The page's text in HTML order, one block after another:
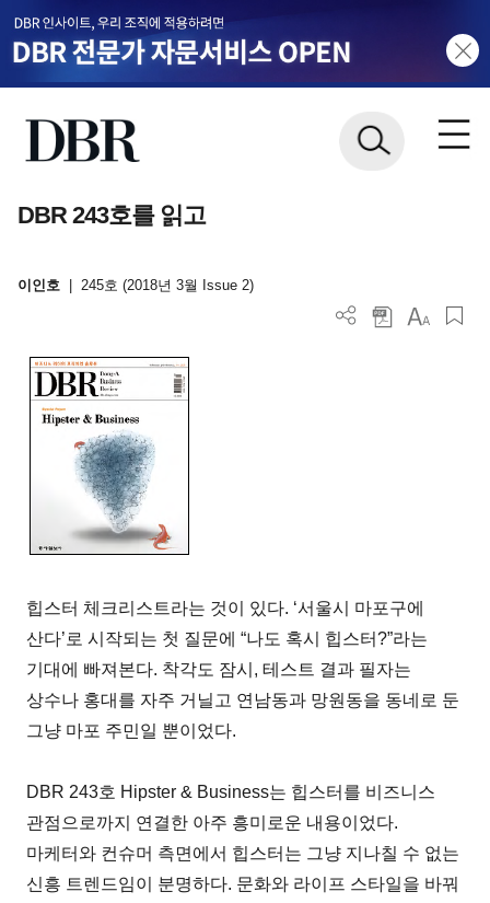
DBR 243호를 읽고
이인호 245호 (2018년 3월 Issue 2)
힙스터 체크리스트라는 것이 있다. ‘서울시 마포구에
산다’로 시작되는 첫 질문에 “나도 혹시 힙스터?”라는
기대에 빠져본다. 착각도 잠시, 테스트 결과 필자는
상수나 홍대를 자주 거닐고 연남동과 망원동을 동네로 둔
그냥 마포 주민일 뿐이었다.
DBR 243호 Hipster & Business는 힙스터를 비즈니스
관점으로까지 연결한 아주 흥미로운 내용이었다.
마케터와 컨슈머 측면에서 힙스터는 그냥 지나칠 수 없는
신흥 트렌드임이 분명하다. 문화와 라이프 스타일을 바꿔